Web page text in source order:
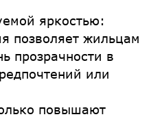
яркостью:
позволяет жильцам
прозрачности в
или
повышают